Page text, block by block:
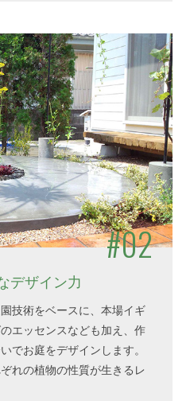
#02
デザイン力
技術をベースに、本場イギ
エッセンスなども加え、作
でお庭をデザインします。
れの植物の性質が生きるレ